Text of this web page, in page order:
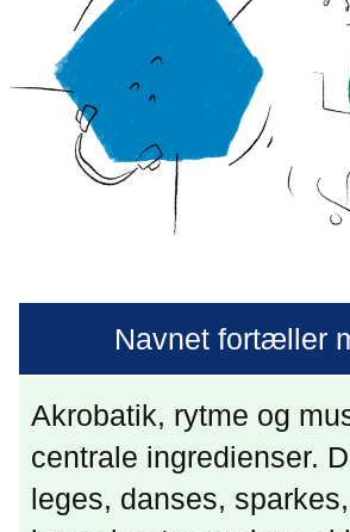
Navnet fortæller
Akrobatik, rytme og
centrale ingredienser.
leges, danses,